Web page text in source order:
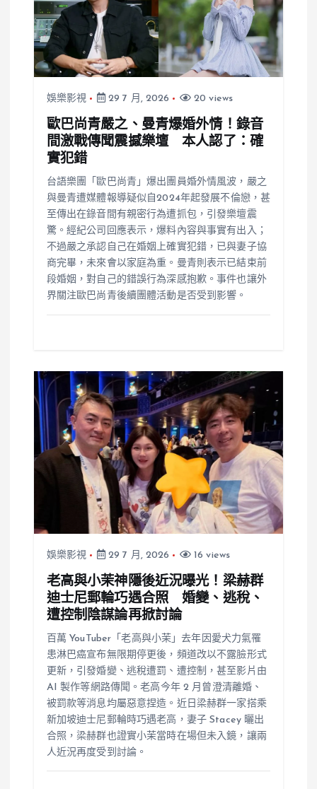
娛樂影視 29 7 月, 2026 20 views
歐巴尚青嚴之、曼青爆婚外情！錄音
間激戰傳聞震撼樂壇 本人認了：確
實犯錯
台語樂團「歐巴尚青」爆出團員婚外情風波，嚴之
與曼青遭媒體報導疑似自2024年起發展不倫戀，甚
至傳出在錄音間有親密行為遭抓包，引發樂壇震
驚。經紀公司回應表示，爆料內容與事實有出入；
不過嚴之承認自己在婚姻上確實犯錯，已與妻子協
商完畢，未來會以家庭為重。曼青則表示已結束前
段婚姻，對自己的錯誤行為深感抱歉。事件也讓外
界關注歐巴尚青後續團體活動是否受到影響。
娛樂影視 29 7 月, 2026 16 views
老高與小茉神隱後近況曝光！梁赫群
迪士尼郵輪巧遇合照 婚變、逃稅、
遭控制陰謀論再掀討論
百萬 YouTuber「老高與小茉」去年因愛犬力氣罹
患淋巴癌宣布無限期停更後，頻道改以不露臉形式
更新，引發婚變、逃稅遭罰、遭控制，甚至影片由
AI 製作等網路傳聞。老高今年 2 月曾澄清離婚、
被罰款等消息均屬惡意捏造。近日梁赫群一家搭乘
新加坡迪士尼郵輪時巧遇老高，妻子 Stacey 曬出
合照，梁赫群也證實小茉當時在場但未入鏡，讓兩
人近況再度受到討論。